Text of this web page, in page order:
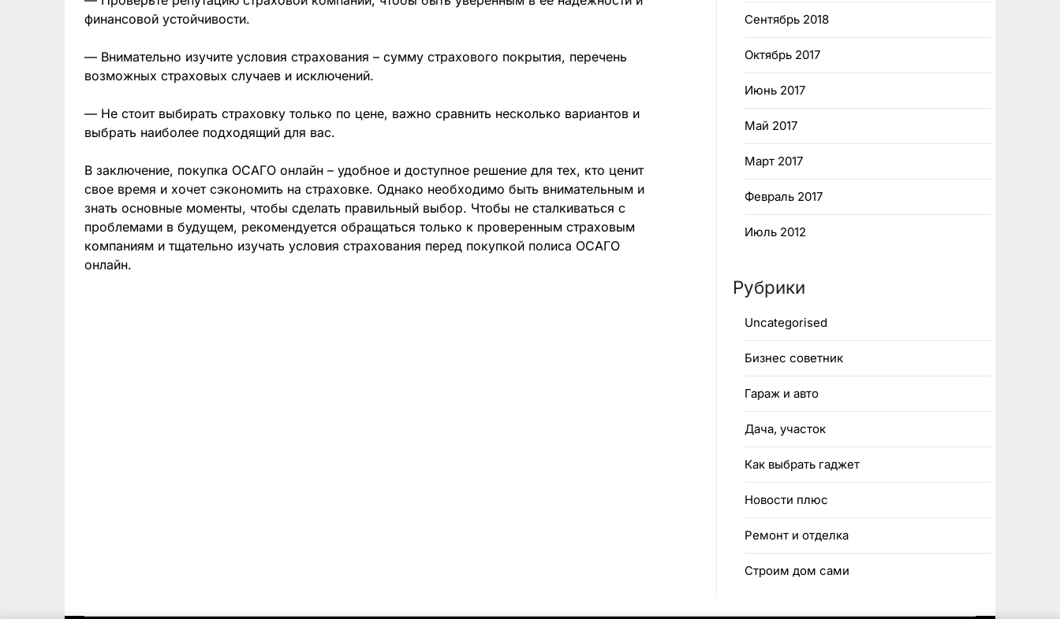
финансовой устойчивости.
— Внимательно изучите условия страхования – сумму страхового покрытия, перечень
возможных страховых случаев и исключений.
— Не стоит выбирать страховку только по цене, важно сравнить несколько вариантов и
выбрать наиболее подходящий для вас.
В заключение, покупка ОСАГО онлайн – удобное и доступное решение для тех, кто ценит
свое время и хочет сэкономить на страховке. Однако необходимо быть внимательным и
знать основные моменты, чтобы сделать правильный выбор. Чтобы не сталкиваться с
проблемами в будущем, рекомендуется обращаться только к проверенным страховым
компаниям и тщательно изучать условия страхования перед покупкой полиса ОСАГО
онлайн.
Сентябрь 2018
Октябрь 2017
Июнь 2017
Май 2017
Март 2017
Февраль 2017
Июль 2012
Рубрики
Uncategorised
Бизнес советник
Гараж и авто
Дача, участок
Как выбрать гаджет
Новости плюс
Ремонт и отделка
Строим дом сами